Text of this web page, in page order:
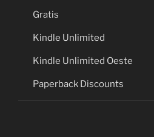
Gratis
Kindle Unlimited
Kindle Unlimited Oeste
Paperback Discounts